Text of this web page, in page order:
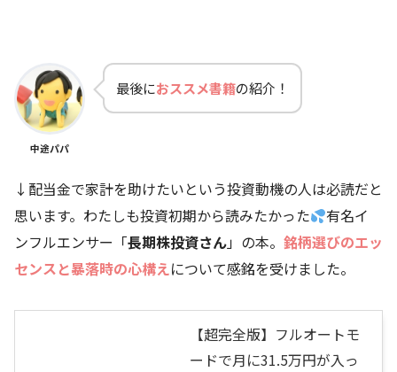
中途パパ
最後におススメ書籍の紹介！
↓配当金で家計を助けたいという投資動機の人は必読だと
思います。わたしも投資初期から読みたかった
有名イ
ンフルエンサー「長期株投資さん」の本。 銘柄選びのエッ
センスと暴落時の心構えについて感銘を受けました。
【超完全版】フルオートモ
ードで月に31.5万円が入っ